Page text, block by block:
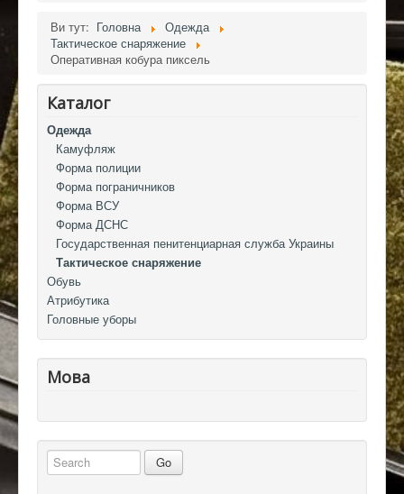
Ви тут: Головна
Одежда
Тактическое снаряжение
Оперативная кобура пиксель
Каталог
Одежда
Камуфляж
Форма полиции
Форма пограничников
Форма ВСУ
Форма ДСНС
Государственная пенитенциарная служба Украины
Тактическое снаряжение
Обувь
Атрибутика
Головные уборы
Мова